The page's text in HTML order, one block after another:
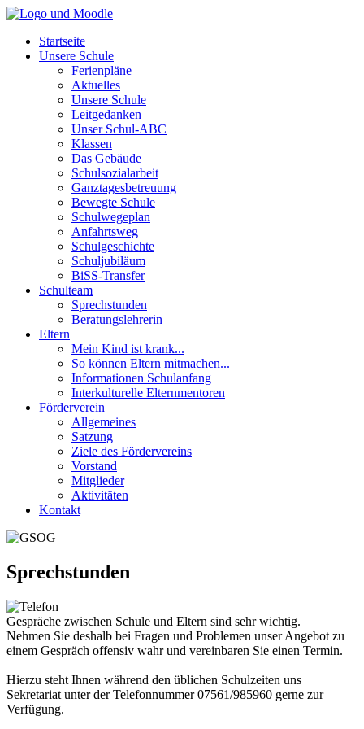
Startseite
Unsere Schule
Ferienpläne
Aktuelles
Unsere Schule
Leitgedanken
Unser Schul-ABC
Klassen
Das Gebäude
Schulsozialarbeit
Ganztagesbetreuung
Bewegte Schule
Schulwegeplan
Anfahrtsweg
Schulgeschichte
Schuljubiläum
BiSS-Transfer
Schulteam
Sprechstunden
Beratungslehrerin
Eltern
Mein Kind ist krank...
So können Eltern mitmachen...
Informationen Schulanfang
Interkulturelle Elternmentoren
Förderverein
Allgemeines
Satzung
Ziele des Fördervereins
Vorstand
Mitglieder
Aktivitäten
Kontakt
Sprechstunden
Gespräche zwischen Schule und Eltern sind sehr wichtig.
Nehmen Sie deshalb bei Fragen und Problemen unser Angebot zu
einem Gespräch offensiv wahr und vereinbaren Sie einen Termin.
Hierzu steht Ihnen während den üblichen Schulzeiten uns
Sekretariat unter der Telefonnummer 07561/985960 gerne zur
Verfügung.